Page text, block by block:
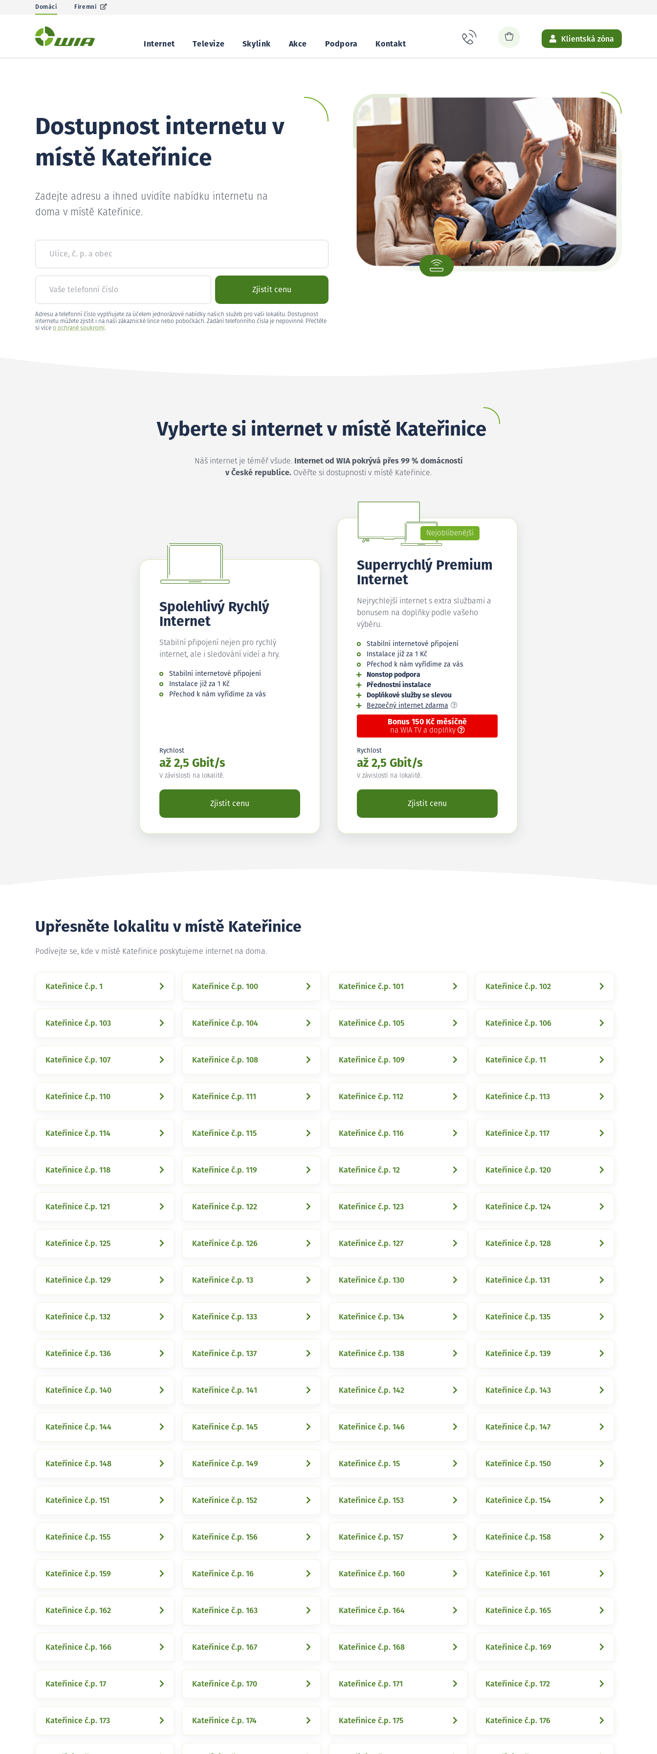
Domácí Firemní
Internet Televize Skylink Akce Podpora Kontakt
Klientská zóna
Dostupnost internetu v
místě Kateřinice
Zadejte adresu a ihned uvidíte nabídku internetu na
doma v místě Kateřinice.
Ulice, č. p. a obec
Vaše telefonní číslo Zjistit cenu
Adresu a telefonní číslo vyplňujete za účelem jednorázové nabídky našich služeb pro vaši lokalitu. Dostupnost
internetu můžete zjistit i na naší zákaznické lince nebo pobočkách. Zadání telefonního čísla je nepovinné. Přečtěte
si více o ochraně soukromí.
Vyberte si internet v místě Kateřinice
Náš internet je téměř všude.
Internet od WIA pokrývá přes 99 % domácností
v České republice. Ověřte si dostupnosti v místě Kateřinice.
Spolehlivý Rychlý
Internet
Stabilní připojení nejen pro rychlý
internet, ale i sledování videí a hry.
Stabilní internetové připojení
Instalace již za 1 Kč
Přechod k nám vyřídíme za vás
Rychlost
až 2,5 Gbit/s
V závislosti na lokalitě.
Zjistit cenu
Nejoblíbenější
Superrychlý Premium
Internet
Nejrychlejší internet s extra službami a
bonusem na doplňky podle vašeho
výběru.
Stabilní internetové připojení
Instalace již za 1 Kč
Přechod k nám vyřídíme za vás
Nonstop podpora
Přednostní instalace
Doplňkové služby se slevou
Bezpečný internet zdarma
Bonus 150 Kč měsíčně
na WIA TV a doplňky
Rychlost
až 2,5 Gbit/s
V závislosti na lokalitě.
Zjistit cenu
Upřesněte lokalitu v místě Kateřinice
Podívejte se, kde v místě Kateřinice poskytujeme internet na doma.
Kateřinice č.p. 1 Kateřinice č.p. 100 Kateřinice č.p. 101 Kateřinice č.p. 102
Kateřinice č.p. 103 Kateřinice č.p. 104 Kateřinice č.p. 105 Kateřinice č.p. 106
Kateřinice č.p. 107 Kateřinice č.p. 108 Kateřinice č.p. 109 Kateřinice č.p. 11
Kateřinice č.p. 110 Kateřinice č.p. 111 Kateřinice č.p. 112 Kateřinice č.p. 113
Kateřinice č.p. 114 Kateřinice č.p. 115 Kateřinice č.p. 116 Kateřinice č.p. 117
Kateřinice č.p. 118 Kateřinice č.p. 119 Kateřinice č.p. 12 Kateřinice č.p. 120
Kateřinice č.p. 121 Kateřinice č.p. 122 Kateřinice č.p. 123 Kateřinice č.p. 124
Kateřinice č.p. 125 Kateřinice č.p. 126 Kateřinice č.p. 127 Kateřinice č.p. 128
Kateřinice č.p. 129 Kateřinice č.p. 13 Kateřinice č.p. 130 Kateřinice č.p. 131
Kateřinice č.p. 132 Kateřinice č.p. 133 Kateřinice č.p. 134 Kateřinice č.p. 135
Kateřinice č.p. 136 Kateřinice č.p. 137 Kateřinice č.p. 138 Kateřinice č.p. 139
Kateřinice č.p. 140 Kateřinice č.p. 141 Kateřinice č.p. 142 Kateřinice č.p. 143
Kateřinice č.p. 144 Kateřinice č.p. 145 Kateřinice č.p. 146 Kateřinice č.p. 147
Kateřinice č.p. 148 Kateřinice č.p. 149 Kateřinice č.p. 15 Kateřinice č.p. 150
Kateřinice č.p. 151 Kateřinice č.p. 152 Kateřinice č.p. 153 Kateřinice č.p. 154
Kateřinice č.p. 155 Kateřinice č.p. 156 Kateřinice č.p. 157 Kateřinice č.p. 158
Kateřinice č.p. 159 Kateřinice č.p. 16 Kateřinice č.p. 160 Kateřinice č.p. 161
Kateřinice č.p. 162 Kateřinice č.p. 163 Kateřinice č.p. 164 Kateřinice č.p. 165
Kateřinice č.p. 166 Kateřinice č.p. 167 Kateřinice č.p. 168 Kateřinice č.p. 169
Kateřinice č.p. 17 Kateřinice č.p. 170 Kateřinice č.p. 171 Kateřinice č.p. 172
Kateřinice č.p. 173 Kateřinice č.p. 174 Kateřinice č.p. 175 Kateřinice č.p. 176